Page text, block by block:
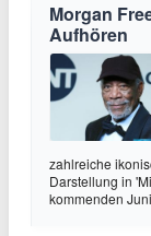
Morgan
Aufhören
zahlreiche
Darstellung in
kommenden